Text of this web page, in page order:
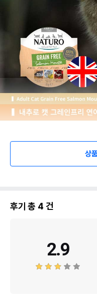
상
후기 총 4 건
2.9